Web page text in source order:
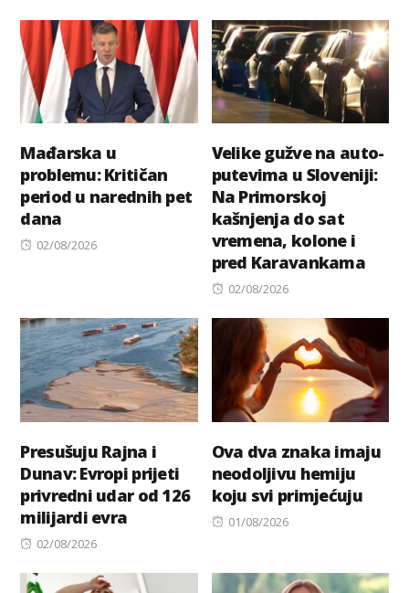
Mađarska u
problemu: Kritičan
period u narednih pet
dana
Posted
02/08/2026
Velike gužve na auto-
putevima u Sloveniji:
Na Primorskoj
kašnjenja do sat
vremena, kolone i
pred Karavankama
Posted
02/08/2026
Presušuju Rajna i
Dunav: Evropi prijeti
privredni udar od 126
milijardi evra
Posted
02/08/2026
Ova dva znaka imaju
neodoljivu hemiju
koju svi primјećuju
Posted
01/08/2026